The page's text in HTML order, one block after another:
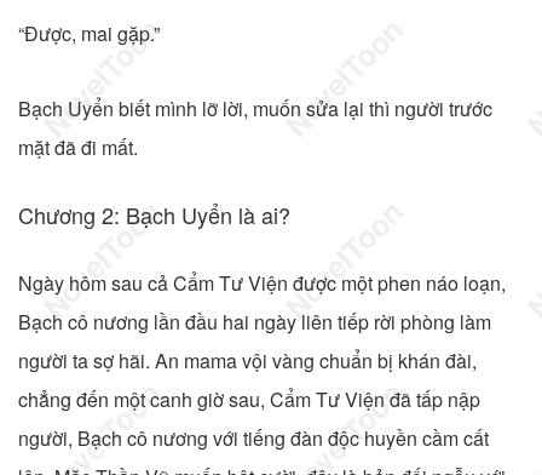
“Được, mai gặp.”
Bạch Uyển biết mình lỡ lời, muốn sửa lại thì người trước
mặt đã đi mất.
Chương 2: Bạch Uyển là ai?
Ngày hôm sau cả Cẩm Tư Viện được một phen náo loạn,
Bạch cô nương lần đầu hai ngày liên tiếp rời phòng làm
người ta sợ hãi. An mama vội vàng chuẩn bị khán đài,
chẳng đến một canh giờ sau, Cẩm Tư Viện đã tấp nập
người, Bạch cô nương với tiếng đàn độc huyền cầm cất